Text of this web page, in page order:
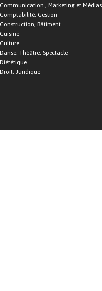
Communication , Marketing et Médias
Comptabilité, Gestion
Construction, Bâtiment
Cuisine
Culture
Danse, Théâtre, Spectacle
Diététique
Droit, Juridique